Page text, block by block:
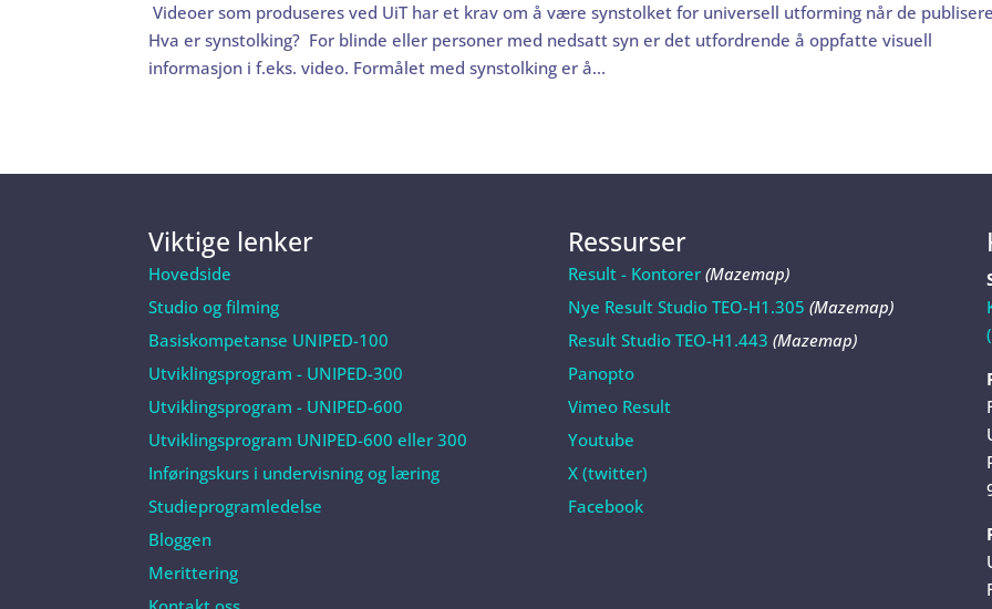
Videoer som produseres ved UiT har et krav om å være synstolket for universell utforming når de
Hva er synstolking? For blinde eller personer med nedsatt syn er det utfordrende å oppfatte visuell
informasjon i f.eks. video. Formålet med synstolking er å...
Viktige lenker
Hovedside
Studio og filming
Basiskompetanse UNIPED-100
Utviklingsprogram - UNIPED-300
Utviklingsprogram - UNIPED-600
Utviklingsprogram UNIPED-600 eller 300
Inføringskurs i undervisning og læring
Studieprogramledelse
Bloggen
Merittering
Ressurser
Result - Kontorer(Mazemap)
Nye Result Studio TEO-H1.305 (Mazemap)
Result Studio TEO-H1.443 (Mazemap)
Panopto
Vimeo Result
Youtube
X (twitter)
Facebook